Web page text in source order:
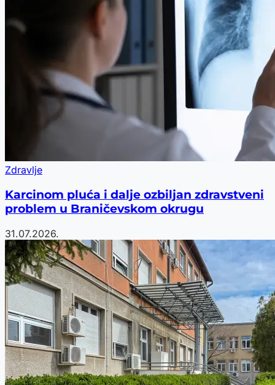
Zdravlje
Karcinom pluća i dalje ozbiljan zdravstveni
problem u Braničevskom okrugu
31.07.2026.